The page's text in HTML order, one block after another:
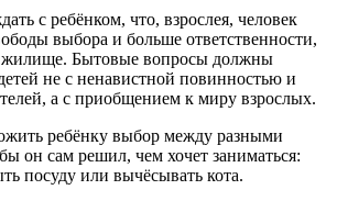
с ребёнком, что, взрослея, человек
выбора и больше ответственности,
жилище. Бытовые вопросы должны
не с ненавистной повинностью и
а с приобщением к миру взрослых.
ребёнку выбор между разными
он сам решил, чем хочет заниматься:
посуду или вычёсывать кота.